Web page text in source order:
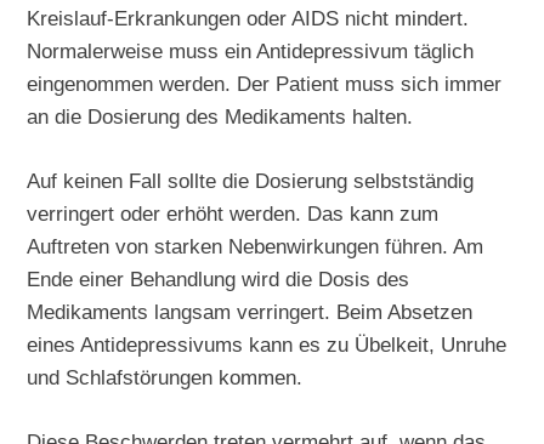
Kreislauf-Erkrankungen oder AIDS nicht mindert.
Normalerweise muss ein Antidepressivum täglich
eingenommen werden. Der Patient muss sich immer
an die Dosierung des Medikaments halten.
Auf keinen Fall sollte die Dosierung selbstständig
verringert oder erhöht werden. Das kann zum
Auftreten von starken Nebenwirkungen führen. Am
Ende einer Behandlung wird die Dosis des
Medikaments langsam verringert. Beim Absetzen
eines Antidepressivums kann es zu Übelkeit, Unruhe
und Schlafstörungen kommen.